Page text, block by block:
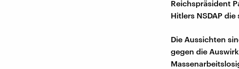
Reichspräsident
Hitlers NSDAP
Die Aussichten
gegen die